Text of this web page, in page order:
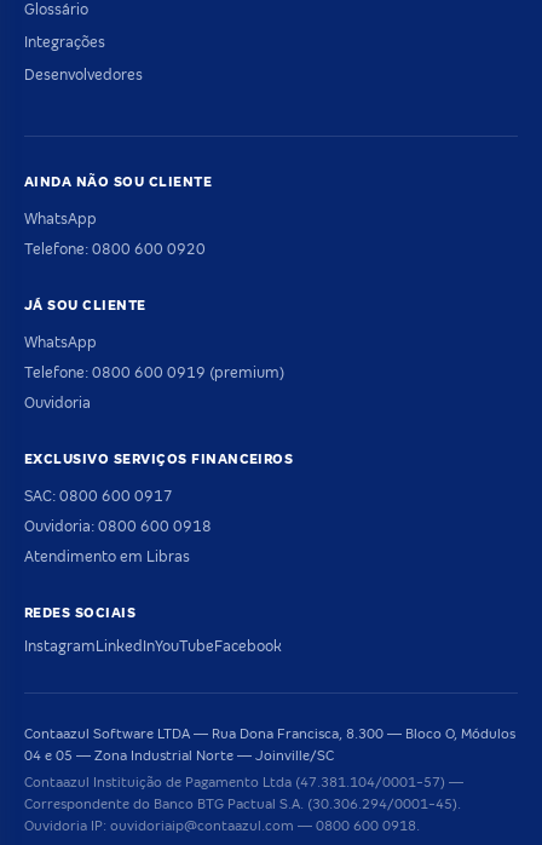
Glossário
Integrações
Desenvolvedores
AINDA NÃO SOU CLIENTE
WhatsApp
Telefone: 0800 600 0920
JÁ SOU CLIENTE
WhatsApp
Telefone: 0800 600 0919 (premium)
Ouvidoria
EXCLUSIVO SERVIÇOS FINANCEIROS
SAC: 0800 600 0917
Ouvidoria: 0800 600 0918
Atendimento em Libras
REDES SOCIAIS
Instagram LinkedInYouTube Facebook
Contaazul Software LTDA — Rua Dona Francisca, 8.300 — Bloco O, Módulos
04 e 05 — Zona Industrial Norte — Joinville/SC
Contaazul Instituição de Pagamento Ltda (47.381.104/0001-57) —
Correspondente do Banco BTG Pactual S.A. (30.306.294/0001-45).
Ouvidoria IP: ouvidoriaip@contaazul.com — 0800 600 0918.